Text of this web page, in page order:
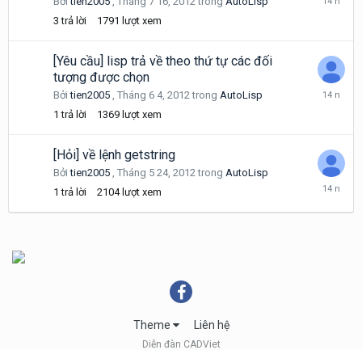
3 trả lời 1791 lượt xem
[Yêu cầu] lisp trả về theo thứ tự các đối
tượng được chọn
Bởitien2005 , Tháng 6 4, 2012trong AutoLisp
1 trả lời 1369 lượt xem
Tháng
[Hỏi] về lệnh getstring
Bởitien2005 , Tháng 5 24, 2012trong AutoLisp
1 trả lời 2104 lượt xem
Tháng
24,
Theme Liên hệ
Diễn đàn CADViet